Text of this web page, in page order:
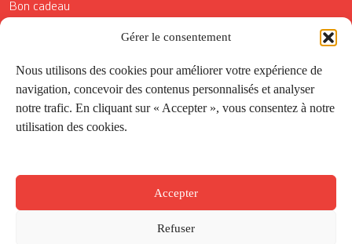
Gérer le consentement
Nous utilisons des cookies pour améliorer votre expérience de
navigation, concevoir des contenus personnalisés et analyser
notre trafic. En cliquant sur « Accepter », vous consentez à notre
utilisation des cookies.
Accepter
Refuser
Bon cadeau
Conditions générales de vente
Réductions de la Carte Côté Courrier
Application